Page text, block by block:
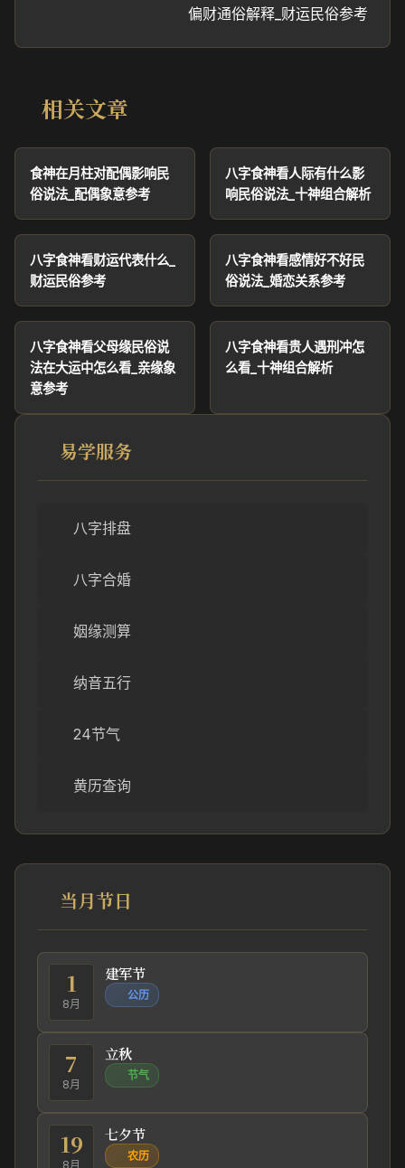
偏财通俗解释_财运民俗参考
相关文章
食神在月柱对配偶影响民
俗说法_配偶象意参考
八字食神看人际有什么影
响民俗说法_十神组合解析
八字食神看财运代表什么_
财运民俗参考
八字食神看感情好不好民
俗说法_婚恋关系参考
八字食神看父母缘民俗说
法在大运中怎么看_亲缘象
意参考
八字食神看贵人遇刑冲怎
么看_十神组合解析
易学服务
八字排盘
八字合婚
姻缘测算
纳音五行
24节气
黄历查询
当月节日
1
8月
建军节
公历
7
8月
立秋
节气
19
8月
七夕节
农历